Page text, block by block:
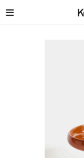

Correo electrónico